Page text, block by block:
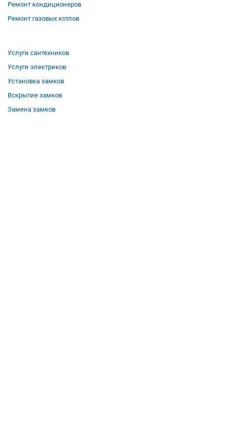
Ремонт кондиционеров
Ремонт газовых котлов
Услуги сантехников
Услуги электриков
Установка замков
Вскрытие замков
Замена замков